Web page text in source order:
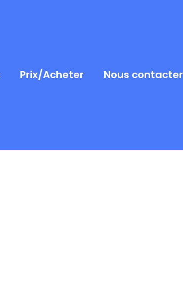
Prix/Acheter Nous contacter